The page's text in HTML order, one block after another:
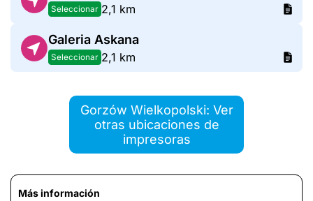
Seleccionar 2,1 km
Galeria Askana
Seleccionar 2,1 km
Gorzów Wielkopolski: Ver
otras ubicaciones de
impresoras
Más información